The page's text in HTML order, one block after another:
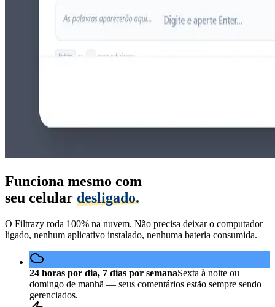
Funciona mesmo com
seu celular desligado.
O Filtrazy roda 100% na nuvem. Não precisa deixar o computador
ligado, nenhum aplicativo instalado, nenhuma bateria consumida.
24 horas por dia, 7 dias por semanaSexta à noite ou
domingo de manhã — seus comentários estão sempre sendo
gerenciados.